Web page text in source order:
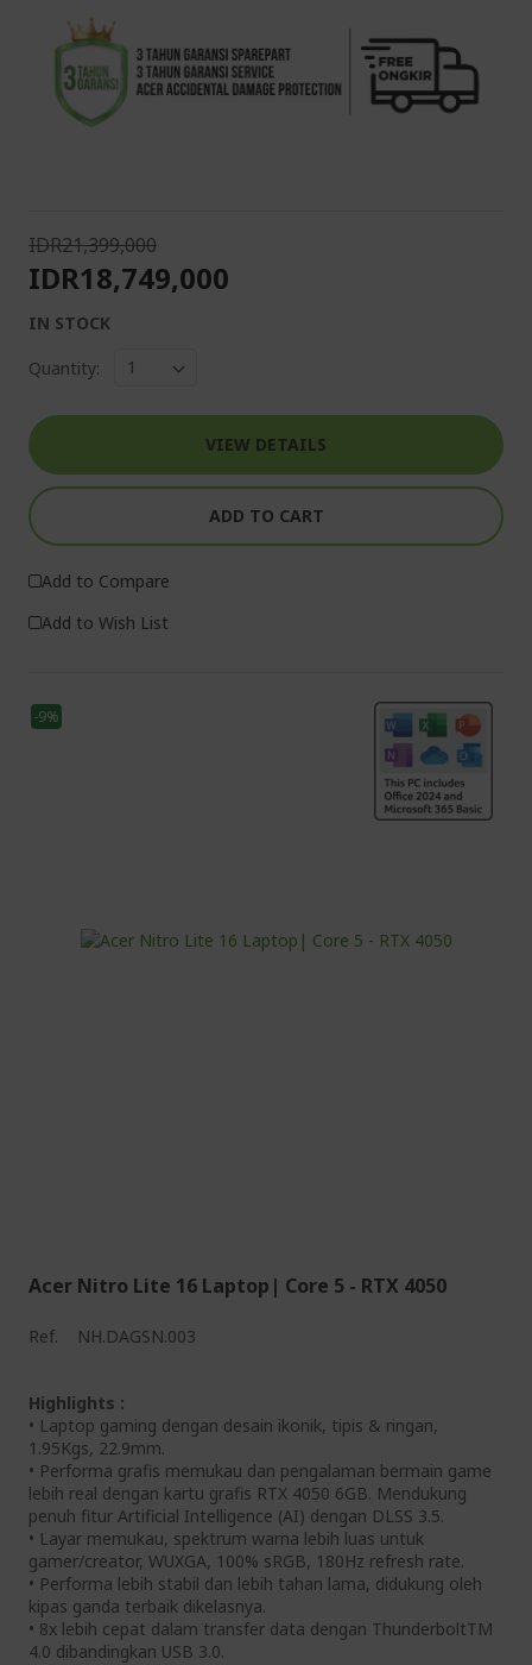
IDR21,399,000
IDR18,749,000
IN STOCK
Quantity:
VIEW DETAILS
ADD TO CART
Add to Compare
Add to Wish List
-9%
Acer Nitro Lite 16 Laptop| Core 5 - RTX 4050
Ref. NH.DAGSN.003
Highlights :
• Laptop gaming dengan desain ikonik, tipis & ringan,
1.95Kgs, 22.9mm.
• Performa grafis memukau dan pengalaman bermain game
lebih real dengan kartu grafis RTX 4050 6GB. Mendukung
penuh fitur Artificial Intelligence (AI) dengan DLSS 3.5.
• Layar memukau, spektrum warna lebih luas untuk
gamer/creator, WUXGA, 100% sRGB, 180Hz refresh rate.
• Performa lebih stabil dan lebih tahan lama, didukung oleh
kipas ganda terbaik dikelasnya.
• 8x lebih cepat dalam transfer data dengan ThunderboltTM
4.0 dibandingkan USB 3.0.